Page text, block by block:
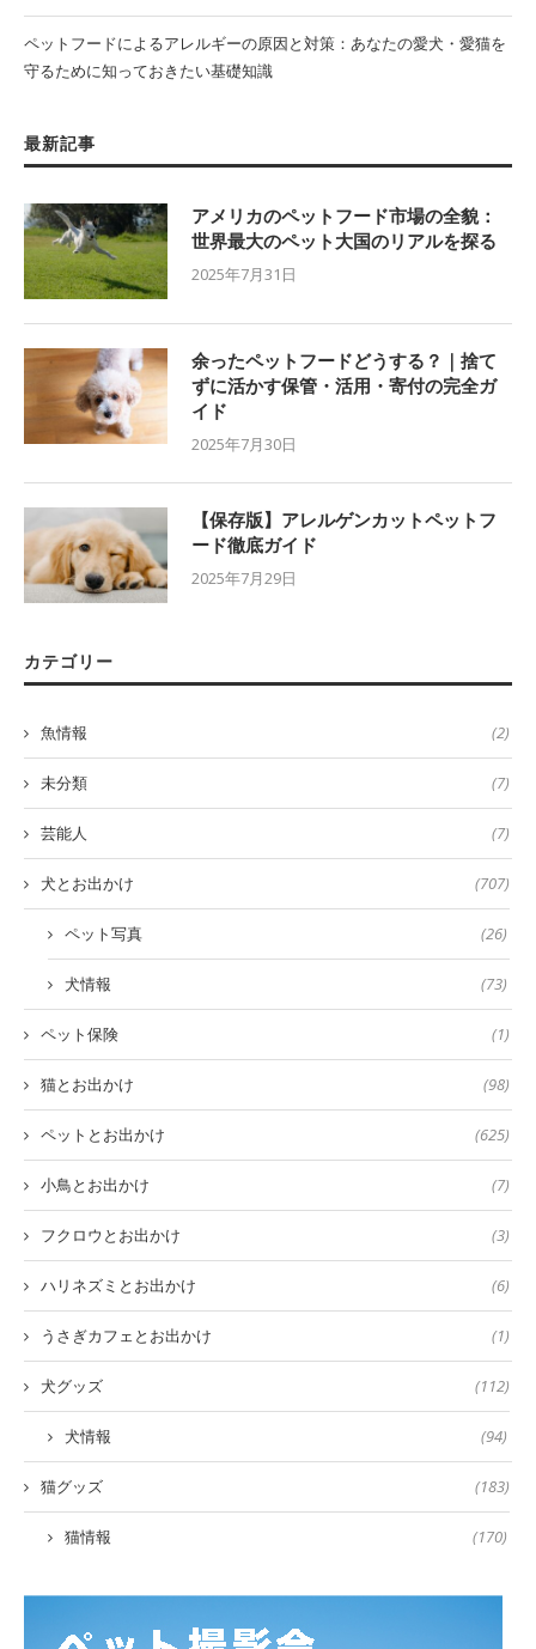
ペットフードによるアレルギーの原因と対策：あなたの愛犬・愛猫を
守るために知っておきたい基礎知識
最新記事
アメリカのペットフード市場の全貌：
世界最大のペット大国のリアルを探る
2025年7月31日
余ったペットフードどうする？｜捨て
ずに活かす保管・活用・寄付の完全ガ
イド
2025年7月30日
【保存版】アレルゲンカットペットフ
ード徹底ガイド
2025年7月29日
カテゴリー
魚情報 (2)
未分類 (7)
芸能人 (7)
犬とお出かけ (707)
ペット写真 (26)
犬情報 (73)
ペット保険 (1)
猫とお出かけ (98)
ペットとお出かけ (625)
小鳥とお出かけ (7)
フクロウとお出かけ (3)
ハリネズミとお出かけ (6)
うさぎカフェとお出かけ (1)
犬グッズ (112)
犬情報 (94)
猫グッズ (183)
猫情報 (170)